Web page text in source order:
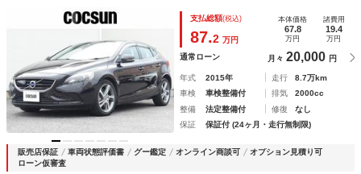
レコーダー パワーシート アイドリングストップ アダプテ
ィブクルーズコントロール ＢＬＩＳ 禁煙車
支払総額(税込)
87.2 万円
本体価格
67.8
万円
諸費用
19.4
万円
通常ローン 月々 20,000 円
年式 2015年 走行
8.7万km
車検
車検整備付 排気
2000cc
整備
法定整備付 修復
なし
保証
保証付 (24ヶ月・走行無制限)
販売店保証 車両状態評価書 グー鑑定 オンライン商談可
オプション見積り可
ローン仮審査